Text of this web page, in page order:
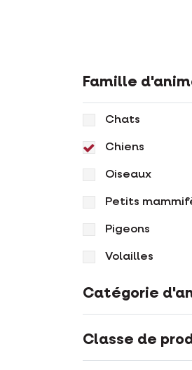
Famille
Chats
Chiens
Oiseaux
Petits
Pigeons
Volailles
Catégorie
Classe de